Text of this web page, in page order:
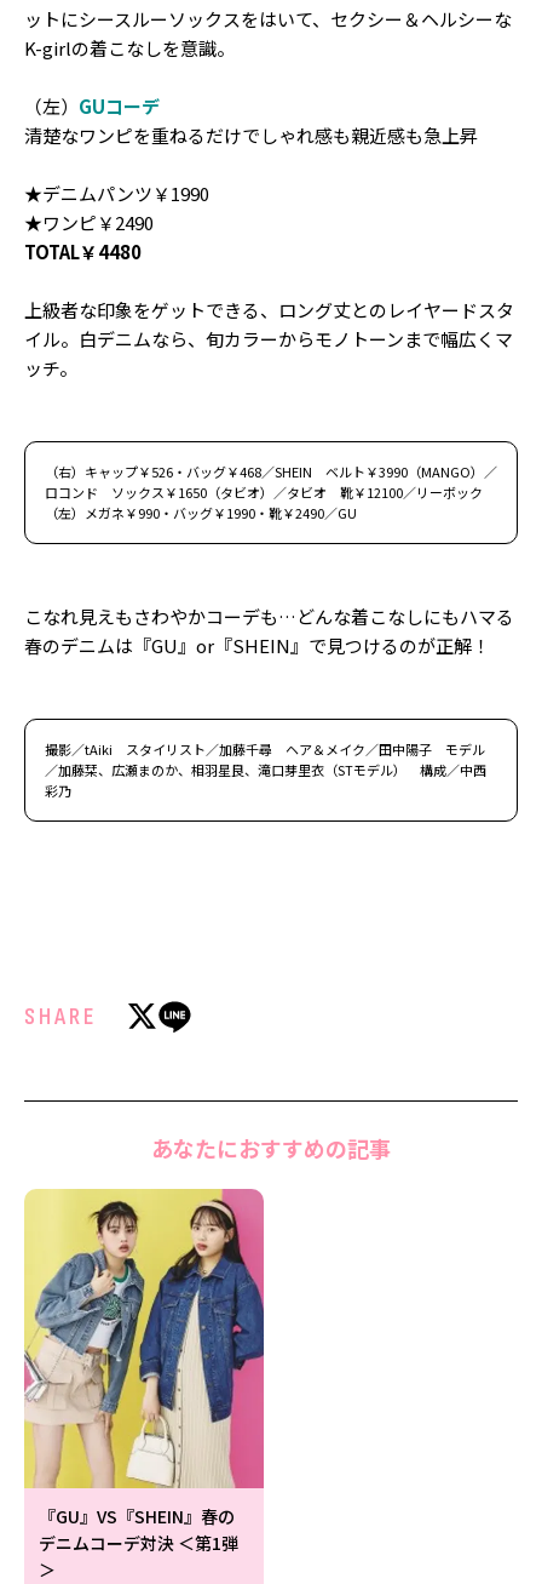
ットにシースルーソックスをはいて、セクシー＆ヘルシーな
K-girlの着こなしを意識。
（左） GUコーデ
清楚なワンピを重ねるだけでしゃれ感も親近感も急上昇
★デニムパンツ￥1990
★ワンピ￥2490
TOTAL￥4480
上級者な印象をゲットできる、ロング丈とのレイヤードスタ
イル。白デニムなら、旬カラーからモノトーンまで幅広くマ
ッチ。
（右）キャップ￥526・バッグ￥468／SHEIN ベルト￥3990（MANGO）／
ロコンド ソックス￥1650（タビオ）／タビオ 靴￥12100／リーボック
（左）メガネ￥990・バッグ￥1990・靴￥2490／GU
こなれ見えもさわやかコーデも…どんな着こなしにもハマる
春のデニムは『GU』or『SHEIN』で見つけるのが正解！
撮影／tAiki スタイリスト／加藤千尋 ヘア＆メイク／田中陽子 モデル
／加藤栞、広瀬まのか、相羽星良、滝口芽里衣（STモデル） 構成／中西
彩乃
SHARE
あなたにおすすめの記事
『GU』VS『SHEIN』春の
デニムコーデ対決 ＜第1弾
＞